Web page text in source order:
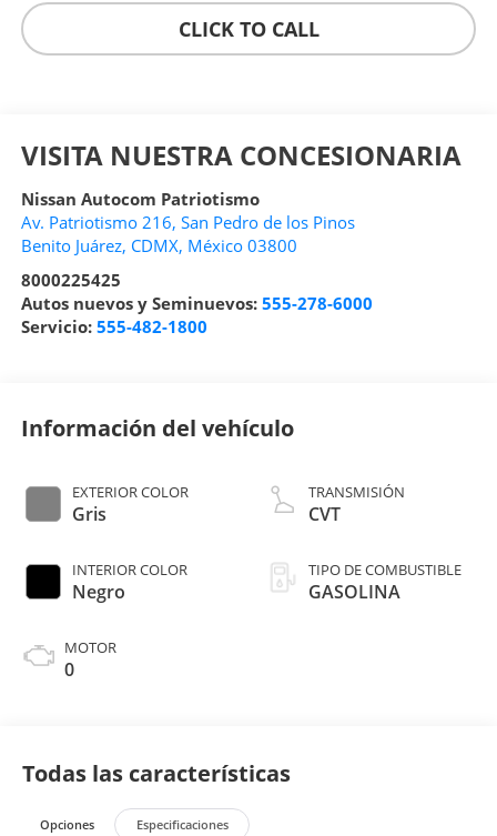
CLICK TO CALL
VISITA NUESTRA CONCESIONARIA
Nissan Autocom Patriotismo
Av. Patriotismo 216, San Pedro de los Pinos
Benito Juárez, CDMX, México 03800
8000225425
Autos nuevos y Seminuevos: 555-278-6000
Servicio: 555-482-1800
Información del vehículo
EXTERIOR COLOR
Gris
INTERIOR COLOR
Negro
MOTOR
0
TRANSMISIÓN
CVT
TIPO DE COMBUSTIBLE
GASOLINA
Todas las características
Opciones Especificaciones